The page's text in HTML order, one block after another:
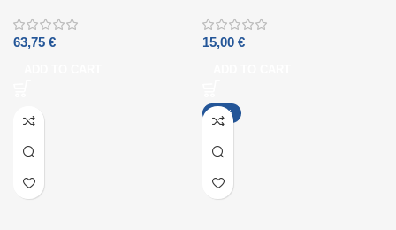
63,75 € 15,00 €
-33%